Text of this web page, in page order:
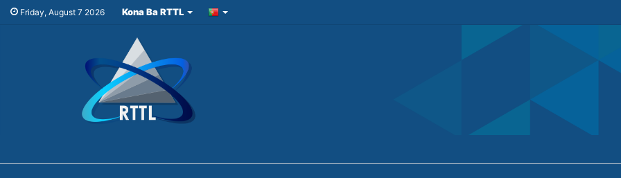
Friday, August 7 2026 Kona Ba RTTL